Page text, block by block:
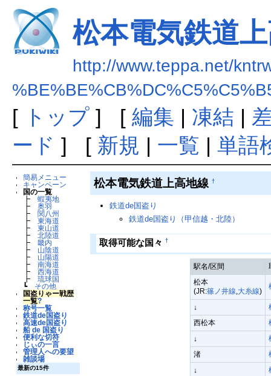
松本電気鉄道
http://www.teppa.net/
[ トップ] [ 編集 | 凍結 |
ード ] [ 新規 | 一覧 | 単語
簡易メニュー
キャンペーン
国の一覧
┣蝦夷地
┣奥羽
┣ 関八州
┣東海道
┣東山道
┣北陸道
┣畿内
┣ 山陰道
┣ 山陽道
┣南海道
┣西海道
┣琉球国
┗ その他
国盗りゃー戦歴
一覧?
称号一覧
鉄道de国盗り
高速de国盗り
船 de 国盗り
便利な切符
じぃの一言
管理人への要望
雑談場
最新の15件
松本電気鉄道上高地線 †
鉄道de国盗り
鉄道de国盗り（甲信越・北陸）
取得可能な国々 †
駅名/区間
松本
(JR:篠ノ井線 大糸線)
↓
西松本
↓
渚
↓